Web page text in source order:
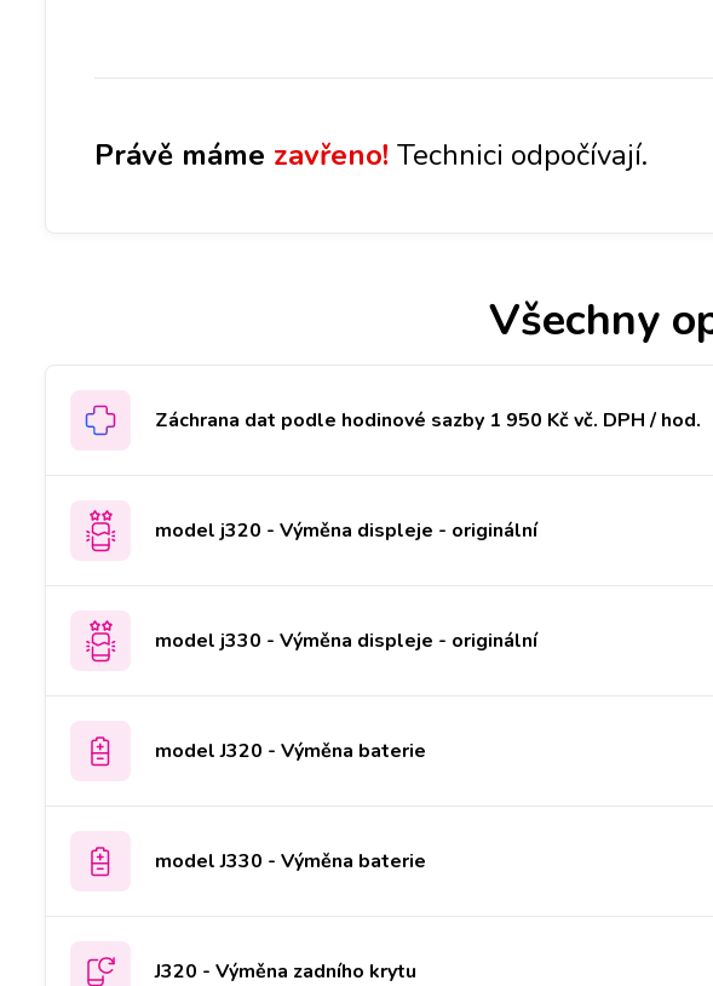
Právě máme zavřeno! Technici odpočívají.
Všechny
Záchrana dat podle hodinové sazby 1 950 Kč vč. DPH / hod.
model j320 - Výměna displeje - originální
model j330 - Výměna displeje - originální
model J320 - Výměna baterie
model J330 - Výměna baterie
J320 - Výměna zadního krytu